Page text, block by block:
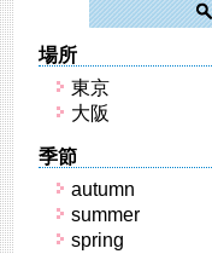
場所
東京
大阪
季節
autumn
summer
spring